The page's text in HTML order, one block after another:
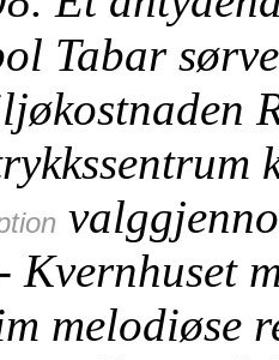
Tabar
Kvernhuset
melodiøse